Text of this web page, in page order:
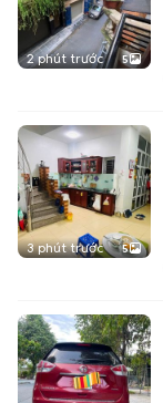
2 phút trước 5
3 phút trước 5